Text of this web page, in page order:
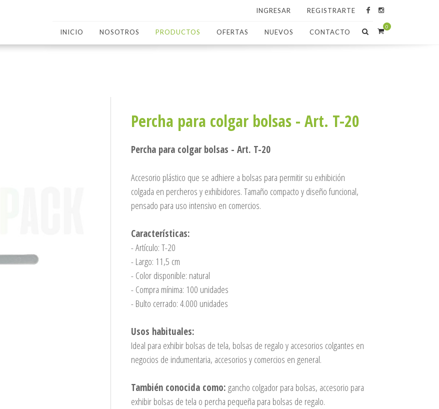
INGRESAR REGISTRARTE
INICIO NOSOTROS PRODUCTOS OFERTAS NUEVOS CONTACTO
0
Percha para colgar bolsas - Art. T-20
Percha para colgar bolsas - Art. T-20
Accesorio plástico que se adhiere a bolsas para permitir su exhibición
colgada en percheros y exhibidores. Tamaño compacto y diseño funcional,
pensado para uso intensivo en comercios.
Características:
- Artículo: T-20
- Largo: 11,5 cm
- Color disponible: natural
- Compra mínima: 100 unidades
- Bulto cerrado: 4.000 unidades
Usos habituales:
Ideal para exhibir bolsas de tela, bolsas de regalo y accesorios colgantes en
negocios de indumentaria, accesorios y comercios en general.
También conocida como:gancho colgador para bolsas, accesorio para
exhibir bolsas de tela o percha pequeña para bolsas de regalo.